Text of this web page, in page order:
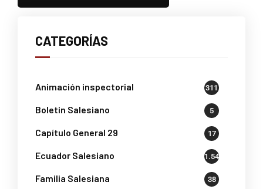
CATEGORÍAS
Animación inspectorial 311
Boletin Salesiano 5
Capítulo General 29 17
Ecuador Salesiano 1.541
Familia Salesiana 38